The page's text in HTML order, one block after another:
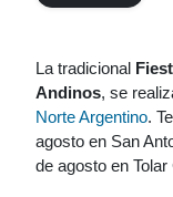
La tradicional
Andinos, se
Norte Argentino.
agosto en San
de agosto en Tolar